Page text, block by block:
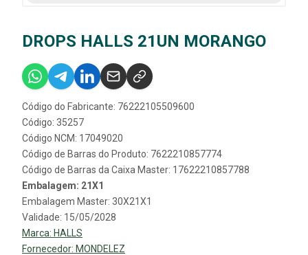
DROPS HALLS 21UN MORANGO
Código do Fabricante: 76222105509600
Código: 35257
Código NCM: 17049020
Código de Barras do Produto: 7622210857774
Código de Barras da Caixa Master: 17622210857788
Embalagem: 21X1
Embalagem Master: 30X21X1
Validade: 15/05/2028
Marca: HALLS
Fornecedor: MONDELEZ